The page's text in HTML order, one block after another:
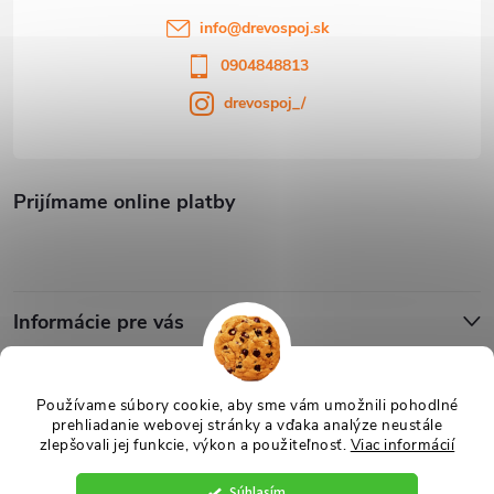
Používame súbory cookie, aby sme vám umožnili pohodlné
prehliadanie webovej stránky a vďaka analýze neustále
zlepšovali jej funkcie, výkon a použiteľnosť. Viac informácií
Prijímame online platby
info@drevospoj.sk
0904848813
drevospoj_/
Informácie pre vás
cookies